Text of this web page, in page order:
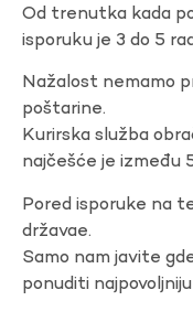
Od trenutka kada
isporuku je 3 do 5
Nažalost nemamo
poštarine.
Kurirska služba
najčešće je između
Pored isporuke na
državae.
Samo nam javite
ponuditi